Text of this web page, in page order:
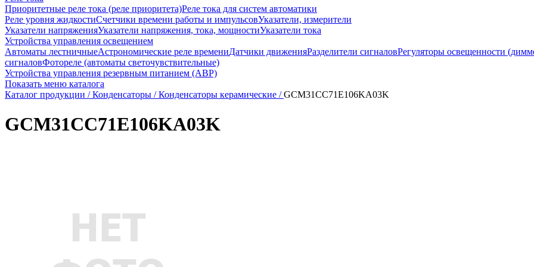
Приоритетные реле тока (реле приоритета)Реле тока для систем автоматики
Реле уровня жидкостиСчетчики времени работы и импульсовУказатели, измерители
Указатели напряженияУказатели напряжения, тока, мощностиУказатели тока
Устройства управления освещением
Автоматы лестничныеАстрономические реле времениДатчики движенияРазделители сигналовРегуляторы освещенности
сигналовФотореле (автоматы светочувствительные)
Устройства управления резервным питанием (АВР)
Показать меню каталога
Каталог продукции /Конденсаторы /Конденсаторы керамические /GCM31CC71E106KA03K
GCM31CC71E106KA03K